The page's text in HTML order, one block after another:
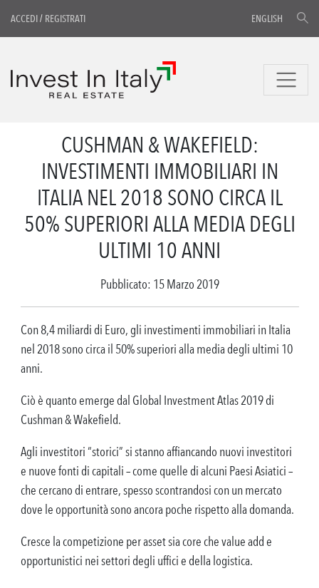
ACCEDI/ REGISTRATI ENGLISH
CUSHMAN & WAKEFIELD:
INVESTIMENTI IMMOBILIARI IN
ITALIA NEL 2018 SONO CIRCA IL
50% SUPERIORI ALLA MEDIA DEGLI
ULTIMI 10 ANNI
Pubblicato: 15 Marzo 2019
Con 8,4 miliardi di Euro, gli investimenti immobiliari in Italia
nel 2018 sono circa il 50% superiori alla media degli ultimi 10
anni.
Ciò è quanto emerge dal Global Investment Atlas 2019 di
Cushman & Wakefield.
Agli investitori “storici” si stanno affiancando nuovi investitori
e nuove fonti di capitali – come quelle di alcuni Paesi Asiatici –
che cercano di entrare, spesso scontrandosi con un mercato
dove le opportunità sono ancora poche rispetto alla domanda.
Cresce la competizione per asset sia core che value add e
opportunistici nei settori degli uffici e della logistica.